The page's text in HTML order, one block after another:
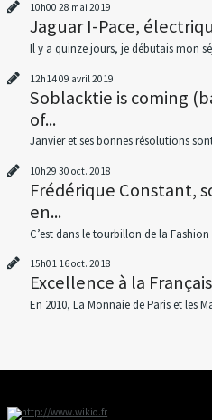
10h00 28 mai 2019
Jaguar I-Pace,
Il y a quinze jours, je débutais mon
12h1409 avril 2019
Soblacktie is coming
of...
Janvier et ses bonnes résolutions
10h29 30 oct. 2018
Frédérique Constant,
en...
C’est dans le tourbillon de la Fashion
15h01 16oct. 2018
Excellence à la
En 2010, La Monnaie de Paris et les